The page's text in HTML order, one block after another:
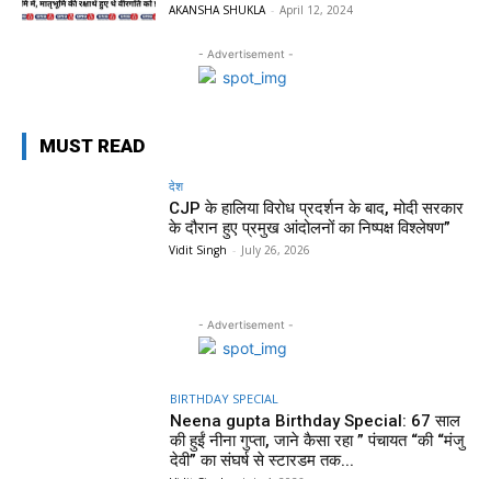
AKANSHA SHUKLA - April 12, 2024
- Advertisement -
MUST READ
देश
CJP के हालिया विरोध प्रदर्शन के बाद, मोदी सरकार
के दौरान हुए प्रमुख आंदोलनों का निष्पक्ष विश्लेषण”
Vidit Singh - July 26, 2026
- Advertisement -
BIRTHDAY SPECIAL
Neena gupta Birthday Special: 67 साल
की हुईं नीना गुप्ता, जाने कैसा रहा ” पंचायत “की “मंजु
देवी” का संघर्ष से स्टारडम तक...